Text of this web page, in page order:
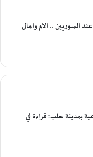
السوريين .. آلام وآمال
بمدينة حلب؛ قراءة في